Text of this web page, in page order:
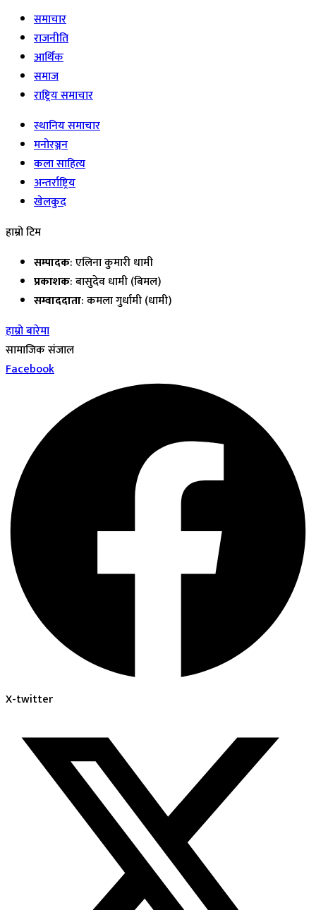
समाचार
राजनीति
आर्थिक
समाज
राष्ट्रिय समाचार
स्थानिय समाचार
मनोरञ्जन
कला साहित्य
अन्तर्राष्ट्रिय
खेलकुद
हाम्रो टिम
सम्पादक: एलिना कुमारी धामी
प्रकाशक: बासुदेव धामी (बिमल)
सम्वाददाता: कमला गुर्धामी (धामी)
हाम्रो बारेमा
सामाजिक संजाल
Facebook
X-twitter